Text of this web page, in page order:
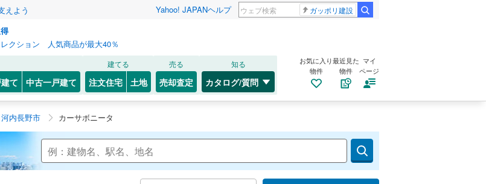
えよう Yahoo! JAPANヘルプ ガッポリ建設
クション 人気商品が最大40％
て 中古一戸建て
建てる
注文住宅 土地
売る
売却査定
知る
カタログ/質問
お気に入り
物件
最近見た
物件
マイ
ページ
河内長野市 カーサボニータ
不動産 マンションカタログ